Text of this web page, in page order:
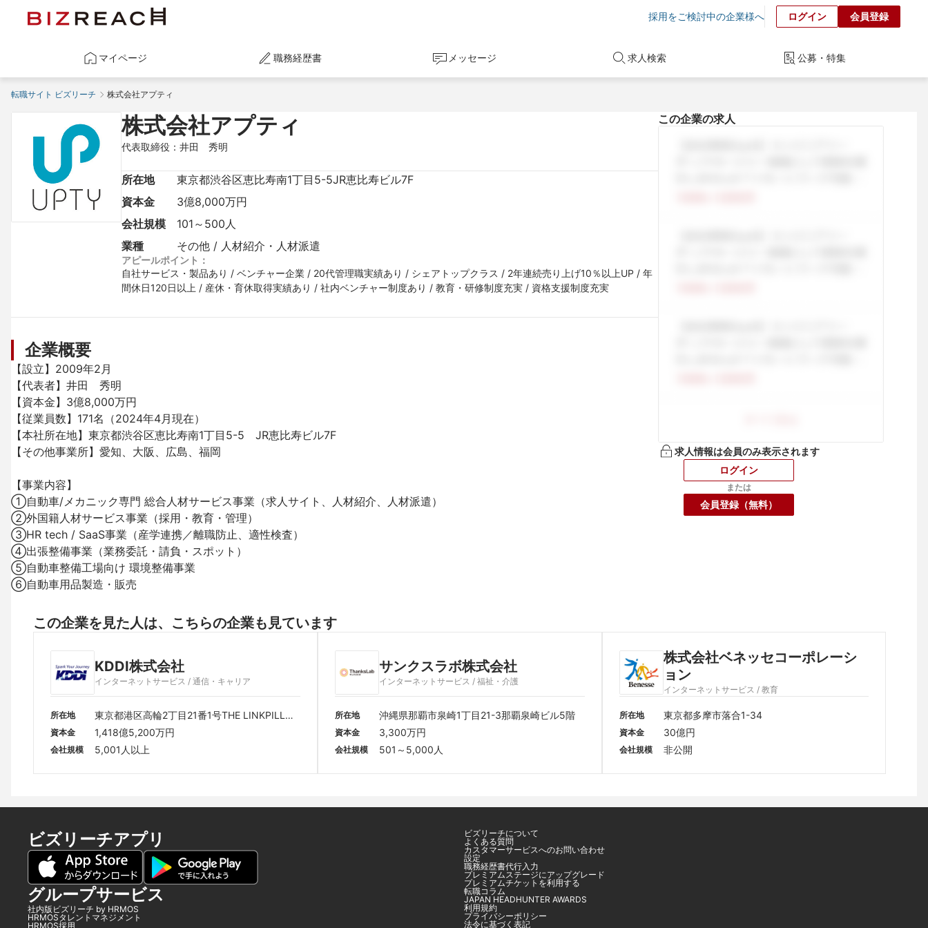
採用をご検討中の企業様へ ログイン 会員登録
マイページ 職務経歴書 メッセージ 求人検索 公募・特集
転職サイト ビズリーチ 株式会社アプティ
株式会社アプティ
代表取締役：井田　秀明
所在地
東京都渋谷区恵比寿南1丁目5-5JR恵比寿ビル7F
資本金
3億8,000万円
会社規模
101～500人
業種
その他 / 人材紹介・人材派遣
アピールポイント：
自社サービス・製品あり / ベンチャー企業 / 20代管理職実績あり / シェアトップクラス / 2年連続売り上げ10％以上UP / 年
間休日120日以上 / 産休・育休取得実績あり / 社内ベンチャー制度あり / 教育・研修制度充実 / 資格支援制度充実
企業概要
【設立】2009年2月
【代表者】井田　秀明
【資本金】3億8,000万円
【従業員数】171名（2024年4月現在）
【本社所在地】東京都渋谷区恵比寿南1丁目5-5　JR恵比寿ビル7F
【その他事業所】愛知、大阪、広島、福岡
【事業内容】
①自動車/メカニック専門 総合人材サービス事業（求人サイト、人材紹介、人材派遣）
②外国籍人材サービス事業（採用・教育・管理）
③HR tech / SaaS事業（産学連携／離職防止、適性検査）
④出張整備事業（業務委託・請負・スポット）
⑤自動車整備工場向け 環境整備事業
⑥自動車用品製造・販売
この企業の求人
求人情報は会員のみ表示されます
ログイン
または
会員登録（無料）
この企業を見た人は、こちらの企業も見ています
KDDI株式会社
インターネットサービス / 通信・キャリア
所在地
東京都港区高輪2丁目21番1号THE LINKPILLAR
1 NORTH
資本金 1,418億5,200万円
会社規模 5,001人以上
サンクスラボ株式会社
インターネットサービス / 福祉・介護
所在地 沖縄県那覇市泉崎1丁目21-3那覇泉崎ビル5階
資本金 3,300万円
会社規模 501～5,000人
株式会社ベネッセコーポレーシ
ョン
インターネットサービス / 教育
所在地 東京都多摩市落合1-34
資本金 30億円
会社規模 非公開
ビズリーチアプリ
グループサービス
社内版ビズリーチ by HRMOS
HRMOSタレントマネジメント
HRMOS採用
ビズリーチについて
よくある質問
カスタマーサービスへのお問い合わせ
設定
職務経歴書代行入力
プレミアムステージにアップグレード
プレミアムチケットを利用する
転職コラム
JAPAN HEADHUNTER AWARDS
利用規約
プライバシーポリシー
法令に基づく表記